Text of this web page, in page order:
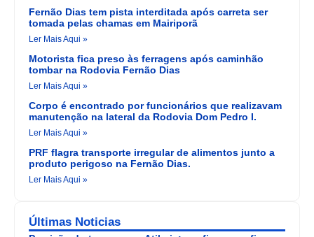
Fernão Dias tem pista interditada após carreta ser
tomada pelas chamas em Mairiporã
Ler Mais Aqui »
Motorista fica preso às ferragens após caminhão
tombar na Rodovia Fernão Dias
Ler Mais Aqui »
Corpo é encontrado por funcionários que realizavam
manutenção na lateral da Rodovia Dom Pedro I.
Ler Mais Aqui »
PRF flagra transporte irregular de alimentos junto a
produto perigoso na Fernão Dias.
Ler Mais Aqui »
Últimas Noticias